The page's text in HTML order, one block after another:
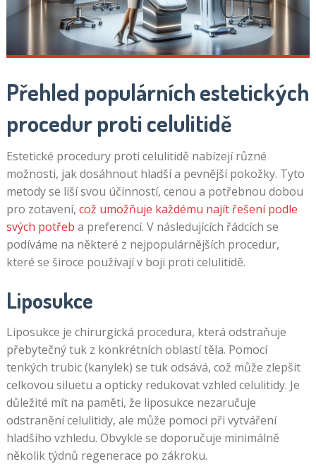
Přehled populárních estetických
procedur proti celulitidě
Estetické procedury proti celulitidě nabízejí různé
možnosti, jak dosáhnout hladší a pevnější pokožky. Tyto
metody se liší svou účinností, cenou a potřebnou dobou
pro zotavení, což umožňuje každému najít řešení podle
svých potřeb a preferencí. V následujících řádcích se
podíváme na některé z nejpopulárnějších procedur,
které se široce používají v boji proti celulitidě.
Liposukce
Liposukce je chirurgická procedura, která odstraňuje
přebytečný tuk z konkrétních oblastí těla. Pomocí
tenkých trubic (kanylek) se tuk odsává, což může zlepšit
celkovou siluetu a opticky redukovat vzhled celulitidy. Je
důležité mít na paměti, že liposukce nezaručuje
odstranění celulitidy, ale může pomoci při vytváření
hladšího vzhledu. Obvykle se doporučuje minimálně
několik týdnů regenerace po zákroku.